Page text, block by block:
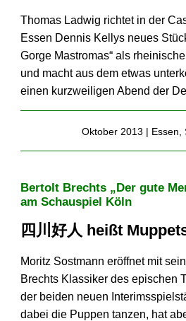
Thomas Ladwig richtet in der
Essen Dennis Kellys neues
Gorge Mastromas“ als
und macht aus dem etwas
einen kurzweiligen Abend der
Oktober 2013 | Essen ,
Bertolt Brechts „Der gute
am Schauspiel Köln
四川好人 heißt
Moritz Sostmann eröffnet mit
Brechts Klassiker des epischen
der beiden neuen
dabei die Puppen tanzen, hat